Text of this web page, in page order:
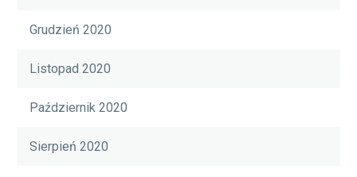
Grudzień 2020
Listopad 2020
Październik 2020
Sierpień 2020